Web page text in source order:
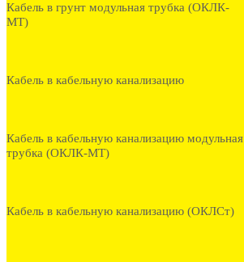
Кабель в грунт модульная трубка (ОКЛК-
МТ)
Кабель в кабельную канализацию
Кабель в кабельную канализацию модульная
трубка (ОКЛК-МТ)
Кабель в кабельную канализацию (ОКЛСт)